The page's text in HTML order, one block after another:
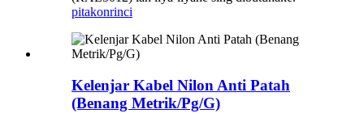
pitakonrinci
Kelenjar Kabel Nilon Anti Patah
(Benang Metrik/Pg/G)